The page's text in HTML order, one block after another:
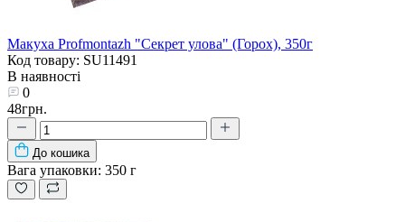
Макуха Profmontazh "Секрет улова" (Горох), 350г
Код товару: SU11491
В наявності
0
48грн.
До кошика
Вага упаковки: 350 г